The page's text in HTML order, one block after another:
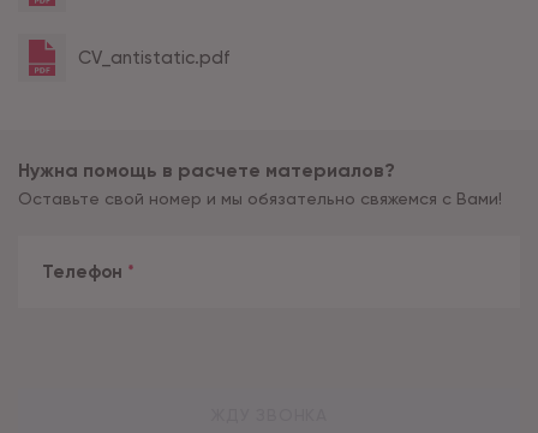
CV_antistatic.pdf
Нужна помощь в расчете материалов?
Оставьте свой номер и мы обязательно свяжемся с Вами!
Телефон *